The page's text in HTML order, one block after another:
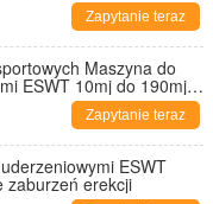
Zapytanie teraz
Maszyna do
ESWT 10mj do 190mj
Zapytanie teraz
ESWT
zaburzeń erekcji